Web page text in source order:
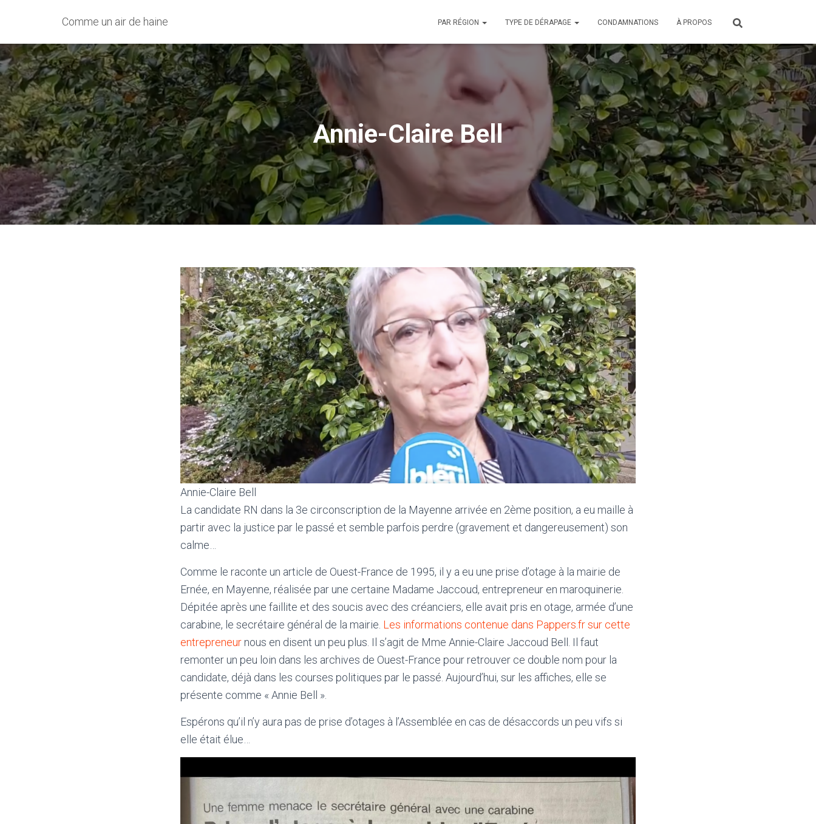
Comme un air de haine PAR RÉGION TYPE DE DÉRAPAGE CONDAMNATIONS À PROPOS
Annie-Claire Bell
Annie-Claire Bell
La candidate RN dans la 3e circonscription de la Mayenne arrivée en 2ème position, a eu maille à
partir avec la justice par le passé et semble parfois perdre (gravement et dangereusement) son
calme…
Comme le raconte un article de Ouest-France de 1995, il y a eu une prise d’otage à la mairie de
Ernée, en Mayenne, réalisée par une certaine Madame Jaccoud, entrepreneur en maroquinerie.
Dépitée après une faillite et des soucis avec des créanciers, elle avait pris en otage, armée d’une
carabine, le secrétaire général de la mairie. Les informations contenue dans Pappers.fr sur cette
entrepreneur nous en disent un peu plus. Il s’agit de Mme Annie-Claire Jaccoud Bell. Il faut
remonter un peu loin dans les archives de Ouest-France pour retrouver ce double nom pour la
candidate, déjà dans les courses politiques par le passé. Aujourd’hui, sur les affiches, elle se
présente comme « Annie Bell ».
Espérons qu’il n’y aura pas de prise d’otages à l’Assemblée en cas de désaccords un peu vifs si
elle était élue…